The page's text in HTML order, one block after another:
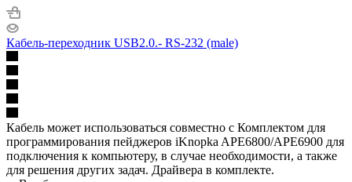
Кабель-переходник USB2.0.- RS-232 (male)
Кабель может использоваться совместно с Комплектом для
программирования пейджеров iKnopka APE6800/APE6900 для
подключения к компьютеру, в случае необходимости, а также
для решения других задач. Драйвера в комплекте.